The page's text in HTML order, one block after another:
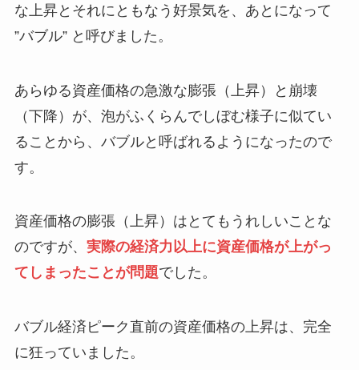
な上昇とそれにともなう好景気を、あとになって
”バブル” と呼びました。
あらゆる資産価格の急激な膨張（上昇）と崩壊
（下降）が、泡がふくらんでしぼむ様子に似てい
ることから、バブルと呼ばれるようになったので
す。
資産価格の膨張（上昇）はとてもうれしいことな
のですが、 実際の経済力以上に資産価格が上がっ
てしまったことが問題でした。
バブル経済ピーク直前の資産価格の上昇は、完全
に狂っていました。